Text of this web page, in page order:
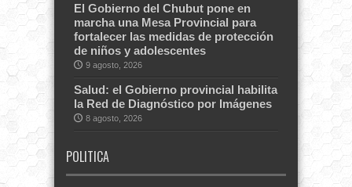
El Gobierno del Chubut pone en
marcha una Mesa Provincial para
fortalecer las medidas de protección
de niños y adolescentes
9 agosto, 2026
Salud: el Gobierno provincial habilita
la Red de Diagnóstico por Imágenes
8 agosto, 2026
POLITICA